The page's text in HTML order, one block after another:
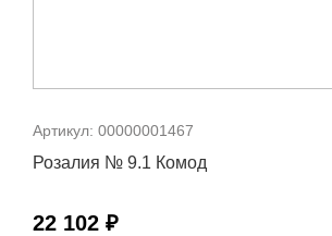
Артикул: 00000001467
Розалия № 9.1 Комод
22 102 ₽